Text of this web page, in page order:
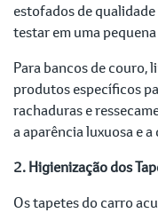
estofados de
testar em uma
Para bancos de couro,
produtos específicos
rachaduras e
a aparência luxuosa e
2. Higienização dos
Os tapetes do carro